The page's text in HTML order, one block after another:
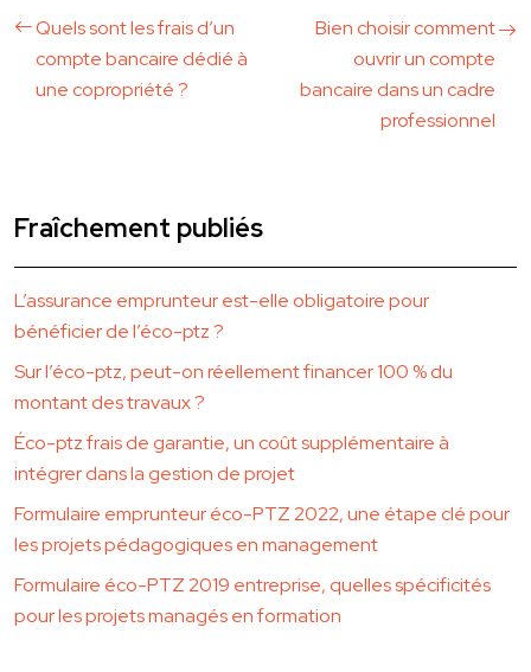
Quels sont les frais d’un
compte bancaire dédié à
une copropriété ?
Bien choisir comment
ouvrir un compte
bancaire dans un cadre
professionnel
Fraîchement publiés
L’assurance emprunteur est-elle obligatoire pour
bénéficier de l’éco-ptz ?
Sur l’éco-ptz, peut-on réellement financer 100 % du
montant des travaux ?
Éco-ptz frais de garantie, un coût supplémentaire à
intégrer dans la gestion de projet
Formulaire emprunteur éco-PTZ 2022, une étape clé pour
les projets pédagogiques en management
Formulaire éco-PTZ 2019 entreprise, quelles spécificités
pour les projets managés en formation